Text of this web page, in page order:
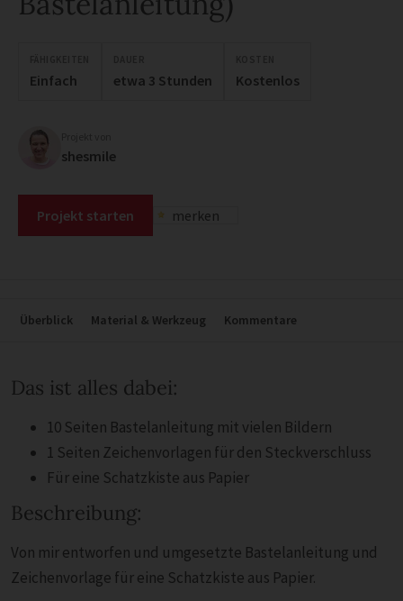
Einfach etwa 3 Stunden Kostenlos
shesmile
Projekt starten merken
Überblick Material & Werkzeug Kommentare
Das ist alles dabei:
10 Seiten Bastelanleitung mit vielen Bildern
1 Seiten Zeichenvorlagen für den Steckverschluss
Für eine Schatzkiste aus Papier
Beschreibung:
Von mir entworfen und umgesetzte Bastelanleitung und
Zeichenvorlage für eine Schatzkiste aus Papier.